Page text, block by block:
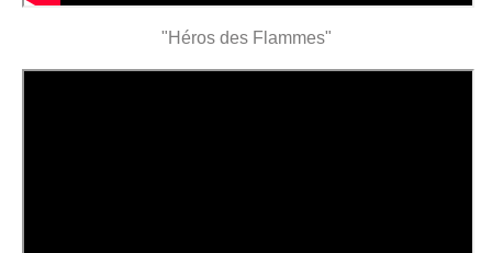
"Héros des Flammes"